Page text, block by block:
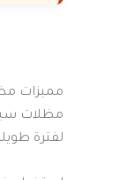
مميزات
مظلات
لفترة